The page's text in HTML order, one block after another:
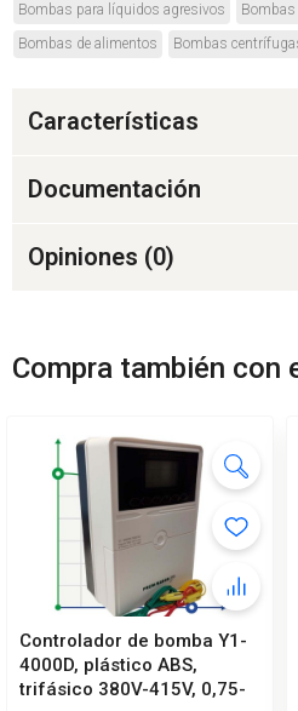
Bombas para líquidos agresivos
Bombas de alimentos
Bombas
Características
Documentación
Opiniones (0)
Compra también con
Controlador de bomba Y1-
4000D, plástico ABS,
trifásico 380V-415V, 0,75-